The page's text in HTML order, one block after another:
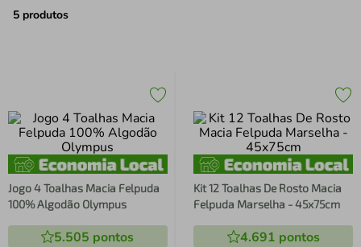
5 produtos
Jogo 4 Toalhas Macia Felpuda
100% Algodão Olympus
5.505 pontos
Kit 12 Toalhas De Rosto Macia
Felpuda Marselha - 45x75cm
4.691 pontos
4º air fryer